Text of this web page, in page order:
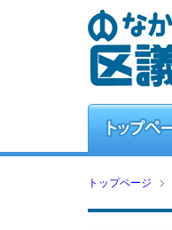
トップページ